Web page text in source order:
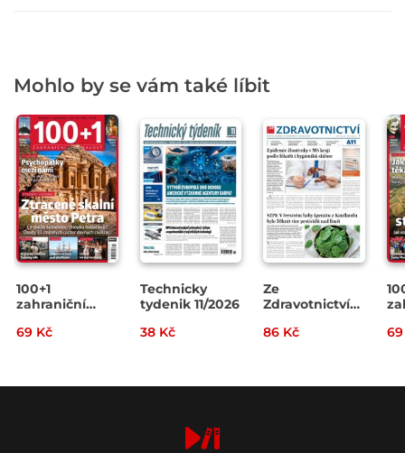
Mohlo by se vám také líbit
100+1
zahraniční
14/2026
69 Kč
Technicky
tydenik 11/2026
38 Kč
Ze
Zdravotnictví
86 Kč